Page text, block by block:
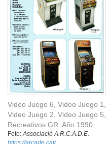
Video Juego 6, Video Juego 1,
Video Juego 2, Video Juego 5,
Recreativos GR. Año 1990.
Foto:Associació A.R.C.A.D.E.